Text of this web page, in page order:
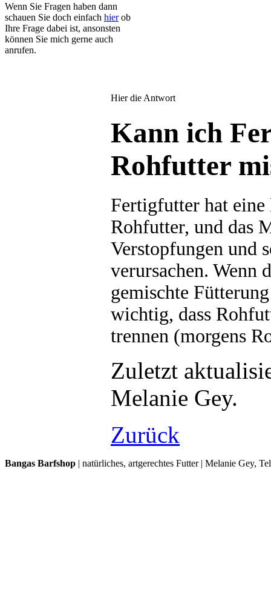
Wenn Sie Fragen haben dann
schauen Sie doch einfach hierob
Ihre Frage dabei ist, ansonsten
können Sie mich gerne auch
anrufen.
Hier die Antwort
Kann ich
Rohfutter
Fertigfutter hat eine
Rohfutter, und das
Verstopfungen und
verursachen. Wenn
gemischte
wichtig, dass
trennen (morgens
Zuletzt
Melanie Gey.
Zurück
Bangas Barfshop | natürliches, artgerechtes Futter | Melanie Gey,